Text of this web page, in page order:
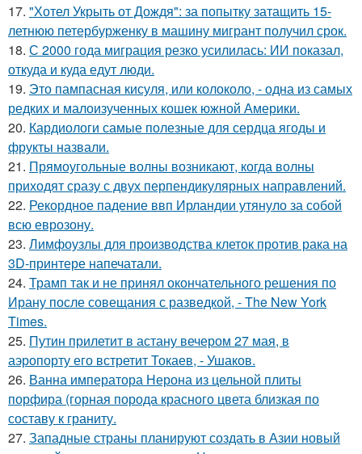
17. "Хотел Укрыть от Дождя": за попытку затащить 15-
летнюю петербурженку в машину мигрант получил срок.
18. С 2000 года миграция резко усилилась: ИИ показал,
откуда и куда едут люди.
19. Это пампасная кисуля, или колоколо, - одна из самых
редких и малоизученных кошек южной Америки.
20. Кардиологи самые полезные для сердца ягоды и
фрукты назвали.
21. Прямоугольные волны возникают, когда волны
приходят сразу с двух перпендикулярных направлений.
22. Рекордное падение ввп Ирландии утянуло за собой
всю еврозону.
23. Лимфоузлы для производства клеток против рака на
3D-принтере напечатали.
24. Трамп так и не принял окончательного решения по
Ирану после совещания с разведкой, - The New York
Times.
25. Путин прилетит в астану вечером 27 мая, в
аэропорту его встретит Токаев, - Ушаков.
26. Ванна императора Нерона из цельной плиты
порфира (горная порода красного цвета близкая по
составу к граниту.
27. Западные страны планируют создать в Азии новый